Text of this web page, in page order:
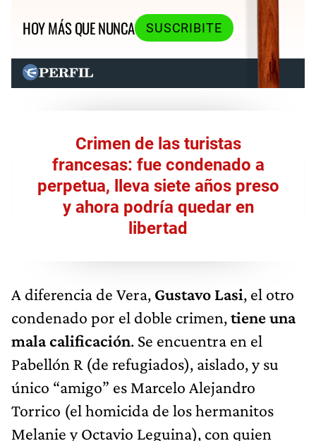
HOY MÁS QUE NUNCA
SUSCRIBITE
Crimen de las turistas
francesas: fue condenado a
perpetua, lleva siete años preso
y ahora podría quedar en
libertad
A diferencia de Vera, Gustavo Lasi, el otro
condenado por el doble crimen,tiene una
mala calificación. Se encuentra en el
Pabellón R (de refugiados), aislado, y su
único “amigo” es Marcelo Alejandro
Torrico (el homicida de los hermanitos
Melanie y Octavio Leguina), con quien